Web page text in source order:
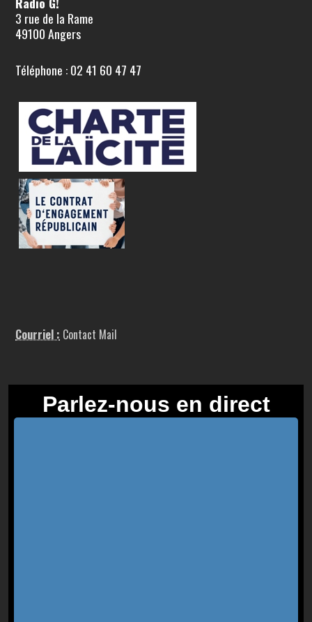
3 rue de la Rame
49100 Angers
Téléphone : 02 41 60 47 47
Courriel : Contact Mail